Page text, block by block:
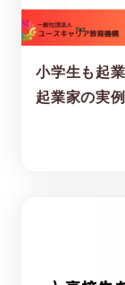
小学生も起
起業家の実